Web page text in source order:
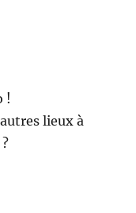
!
lieux à